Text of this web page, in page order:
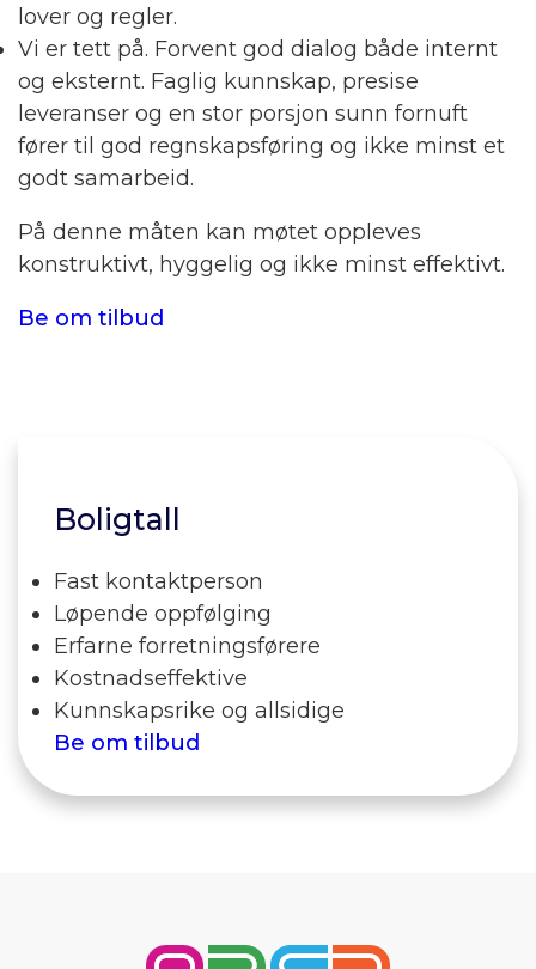
lover og regler.
Vi er tett på. Forvent god dialog både internt
og eksternt. Faglig kunnskap, presise
leveranser og en stor porsjon sunn fornuft
fører til god regnskapsføring og ikke minst et
godt samarbeid.
På denne måten kan møtet oppleves
konstruktivt, hyggelig og ikke minst effektivt.
Be om tilbud
Boligtall
Fast kontaktperson
Løpende oppfølging
Erfarne forretningsførere
Kostnadseffektive
Kunnskapsrike og allsidige
Be om tilbud